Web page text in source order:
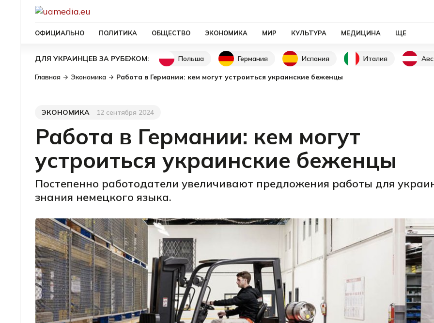
ОФИЦИАЛЬНО ПОЛИТИКА ОБЩЕСТВО ЭКОНОМИКА МИР КУЛЬТУРА МЕДИЦИНА ЩЕ
ДЛЯ УКРАИНЦЕВ ЗА РУБЕЖОМ: Польша Германия Испания Италия
Главная Экономика Работа в Германии: кем могут устроиться украинские беженцы
Категория
ЭКОНОМИКА
Дата публикации12 сентября 2024
Работа в Германии: кем могут
устроиться украинские беженцы
Постепенно работодатели увеличивают предложения работы для
знания немецкого языка.